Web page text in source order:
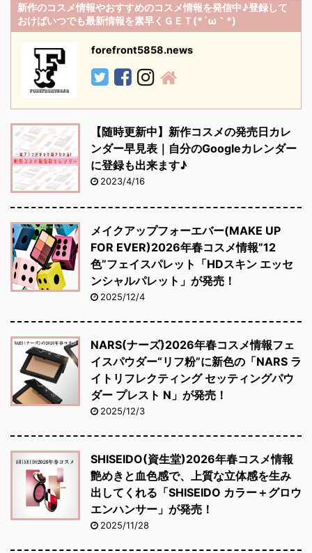
新作のコスメ情報やおすすめのコスメ情報を発信中♪登録して
おけばいつでも最新情報を素早くＧＥＴ(*´ω｀*)
forefront5858.news
【随時更新中】新作コスメの発売日カレ
ンダー早見表｜自分のGoogleカレンダー
に登録も出来ます♪
2023/4/16
メイクアップフォーエバー(MAKE UP
FOR EVER)2026年春コスメ情報”12
色”フェイスパレット「HDスキン エッセ
ンシャルパレット」が発売！
2025/12/4
NARS(ナーズ)2026年春コスメ情報フェ
イスパウダー“リフ粉”に新色の「NARS ラ
イトリフレクティング セッティングパウ
ダー プレスト N」が発売！
2025/12/3
SHISEIDO(資生堂)2026年春コスメ情報
艶めきと血色感で、上質な立体感を生み
出してくれる「SHISEIDO カラー＋グロウ
エンハンサー」が発売！
2025/11/28